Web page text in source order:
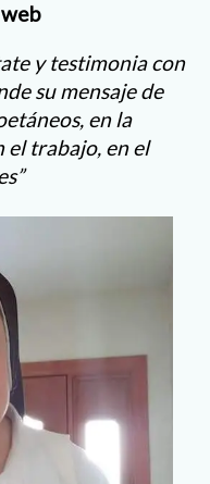
y testimonia con
su mensaje de
en la
el trabajo, en el